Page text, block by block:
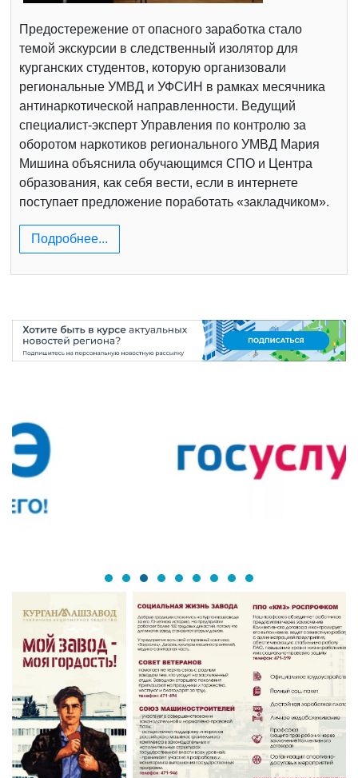
Предостережение от опасного заработка стало
темой экскурсии в следственный изолятор для
курганских студентов, которую организовали
региональные УМВД и УФСИН в рамках месячника
антинаркотической направленности. Ведущий
специалист-эксперт Управления по контролю за
оборотом наркотиков регионального УМВД Мария
Мишина объяснила обучающимся СПО и Центра
образования, как себя вести, если в интернете
поступает предложение поработать «закладчиком».
Подробнее...